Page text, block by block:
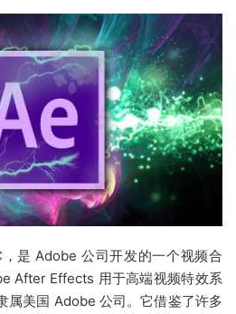
是 Adobe 公司开发的一个视频合
After Effects 用于高端视频特效系
属美国 Adobe 公司。它借鉴了许多